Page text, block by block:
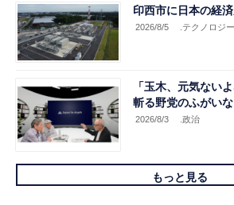
印西市に日本の経
2026/8/5 .テクノロジー
「玉木、元気な
斬る野党のふがいな
2026/8/3 .政治
もっと見る